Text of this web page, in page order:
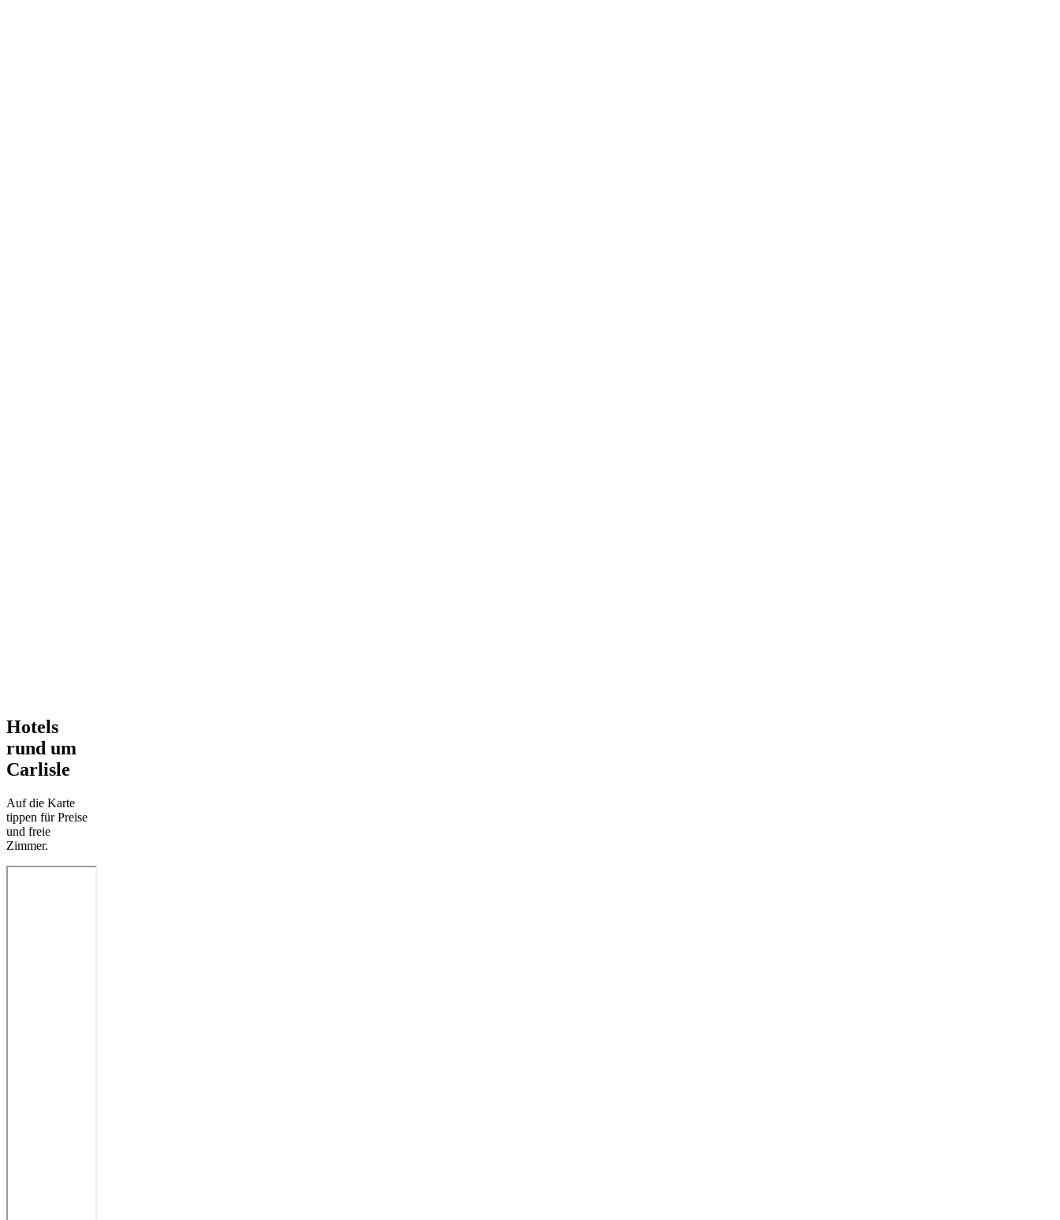
Hotels
rund um
Carlisle
Auf die Karte
tippen für Preise
und freie
Zimmer.